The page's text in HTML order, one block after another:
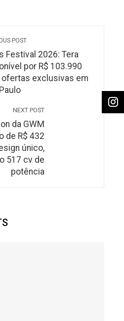
POST
Festival 2026: Tera
por R$ 103.990
ofertas exclusivas em
NEXT POST
da GWM
de R$ 432
único,
517 cv de
potência